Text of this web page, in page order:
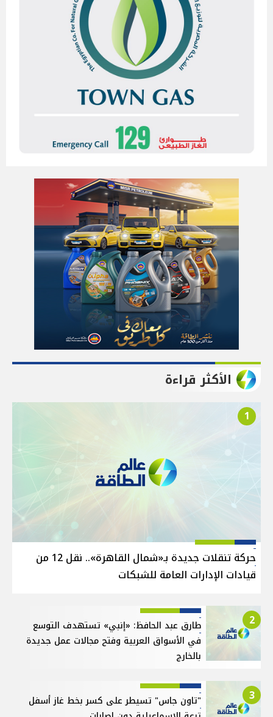
الأكثر قراءة
1
حركة تنقلات جديدة بـ«شمال القاهرة».. نقل 12 من
قيادات الإدارات العامة للشبكات
2
طارق عبد الحافظ: «إنبي» تستهدف التوسع
في الأسواق العربية وفتح مجالات عمل جديدة
بالخارج
3
"تاون جاس" تسيطر على كسر بخط غاز أسفل